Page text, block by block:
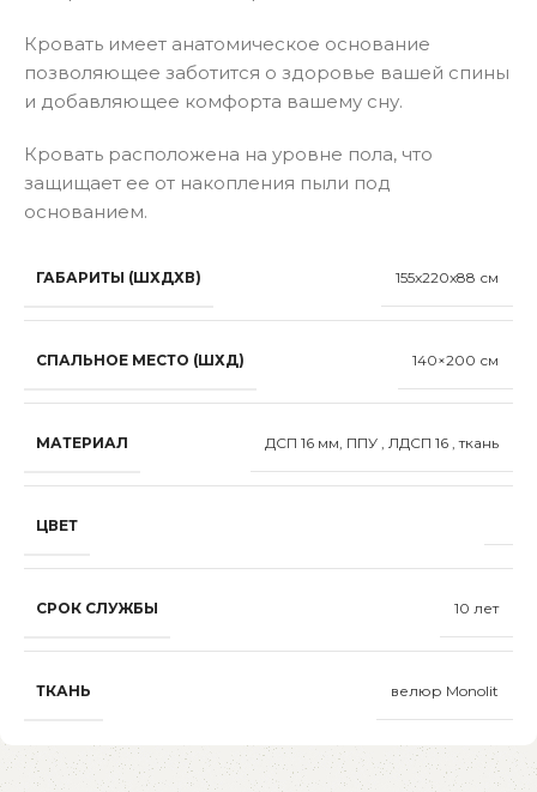
Кровать имеет анатомическое основание
позволяющее заботится о здоровье вашей спины
и добавляющее комфорта вашему сну.
Кровать расположена на уровне пола, что
защищает ее от накопления пыли под
основанием.
ГАБАРИТЫ (ШХДХВ) 155x220x88 см
СПАЛЬНОЕ МЕСТО (ШХД) 140×200 см
МАТЕРИАЛ ДСП 16 мм, ППУ , ЛДСП 16 , ткань
ЦВЕТ
СРОК СЛУЖБЫ 10 лет
ТКАНЬ велюр Monolit